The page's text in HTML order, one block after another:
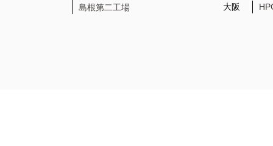
島根第二工場
大阪